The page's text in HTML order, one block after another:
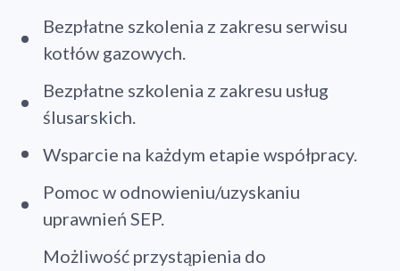
Bezpłatne szkolenia z zakresu serwisu
kotłów gazowych.
Bezpłatne szkolenia z zakresu usług
ślusarskich.
Wsparcie na każdym etapie współpracy.
Pomoc w odnowieniu/uzyskaniu
uprawnień SEP.
Możliwość przystąpienia do